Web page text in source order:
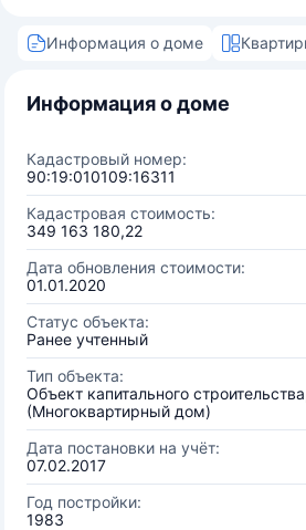
Информация о доме
Информация о доме
Кадастровый номер:
90:19:010109:16311
Кадастровая стоимость:
349 163 180,22
Дата обновления стоимости:
01.01.2020
Статус объекта:
Ранее учтенный
Тип объекта:
Объект капитального
(Многоквартирный дом)
Дата постановки на учёт:
07.02.2017
Год постройки:
1983